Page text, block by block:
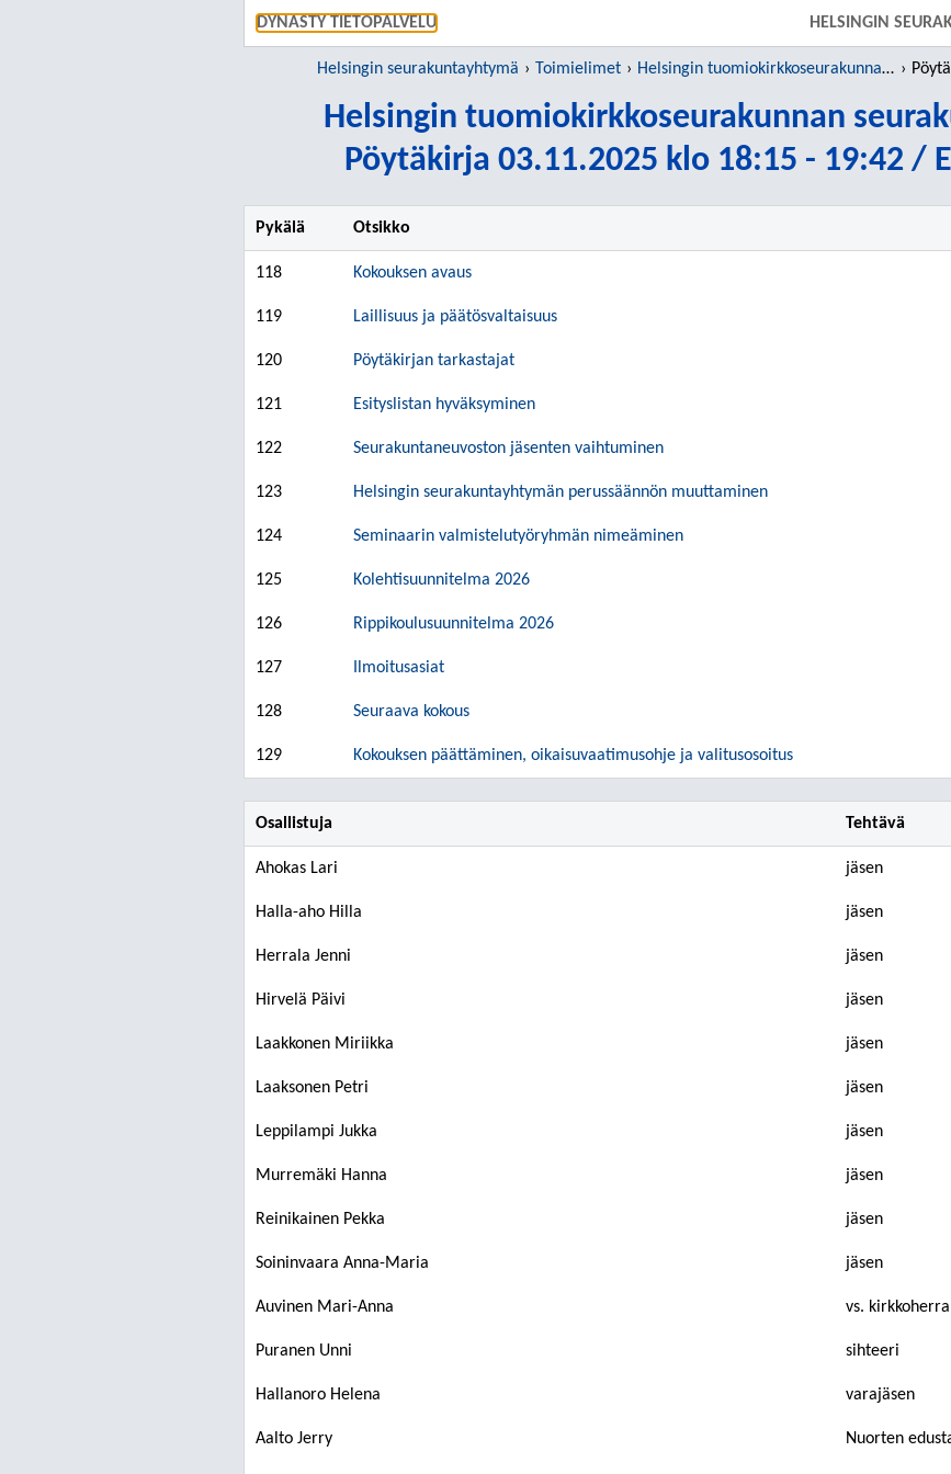
DYNASTY TIETOPALVELU SIIRRY SUORAAN PÄÄSISÄLTÖÖN
HELSINGIN
Helsingin seurakuntayhtymä Toimielimet Helsingin tuomiokirkkoseurakunnan seurakuntaneuvosto
Helsingin tuomiokirkkoseurakunnan
Pöytäkirja 03.11.2025 klo 18:15 - 19:42 /
Pykälä Otsikko
118 Kokouksen avaus
119 Laillisuus ja päätösvaltaisuus
120 Pöytäkirjan tarkastajat
121 Esityslistan hyväksyminen
122 Seurakuntaneuvoston jäsenten vaihtuminen
123 Helsingin seurakuntayhtymän perussäännön muuttaminen
124 Seminaarin valmistelutyöryhmän nimeäminen
125 Kolehtisuunnitelma 2026
126 Rippikoulusuunnitelma 2026
127 Ilmoitusasiat
128 Seuraava kokous
129 Kokouksen päättäminen, oikaisuvaatimusohje ja valitusosoitus
Osallistuja Tehtävä
Ahokas Lari jäsen
Halla-aho Hilla jäsen
Herrala Jenni jäsen
Hirvelä Päivi jäsen
Laakkonen Miriikka jäsen
Laaksonen Petri jäsen
Leppilampi Jukka jäsen
Murremäki Hanna jäsen
Reinikainen Pekka jäsen
Soininvaara Anna-Maria jäsen
Auvinen Mari-Anna vs. kirkkoherra
Puranen Unni sihteeri
Hallanoro Helena varajäsen
Aalto Jerry Nuorten